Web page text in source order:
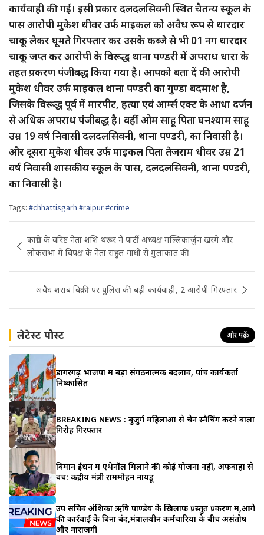
कार्यवाही की गई। इसी प्रकार दलदलसिवनी स्थित चैतन्य स्कूल के
पास आरोपी मुकेश धीवर उर्फ माइकल को अवैध रूप से धारदार
चाकू लेकर घूमते गिरफ्तार कर उसके कब्जे से भी 01 नग धारदार
चाकू जप्त कर आरोपी के विरूद्ध थाना पण्डरी में अपराध धारा के
तहत प्रकरण पंजीबद्ध किया गया है। आपको बता दें की आरोपी
मुकेश धीवर उर्फ माइकल थाना पण्डरी का गुण्डा बदमाश है,
जिसके विरूद्ध पूर्व में मारपीट, हत्या एवं आर्म्स एक्ट के आधा दर्जन
से अधिक अपराध पंजीबद्ध है। वहीं ओम साहू पिता घनश्याम साहू
उम्र 19 वर्ष निवासी दलदलसिवनी, थाना पण्डरी, का निवासी है।
और दूसरा मुकेश धीवर उर्फ माइकल पिता तेजराम धीवर उम्र 21
वर्ष निवासी शासकीय स्कूल के पास, दलदलसिवनी, थाना पण्डरी,
का निवासी है।
Tags: #chhattisgarh #raipur #crime
navigation
कांग्रेस के वरिष्ठ नेता शशि थरूर ने पार्टी अध्यक्ष मल्लिकार्जुन खरगे और
लोकसभा में विपक्ष के नेता राहुल गांधी से मुलाकात की
अवैध शराब बिक्री पर पुलिस की बड़ी कार्यवाही, 2 आरोपी गिरफ्तार
लेटेस्ट पोस्ट और पढ़ें›
डोंगरगढ़ भाजपा में बड़ा संगठनात्मक बदलाव, पांच कार्यकर्ता
निष्कासित
BREAKING NEWS : बुजुर्ग महिलाओं से चेन स्नैचिंग करने वाला
गिरोह गिरफ्तार
विमान ईंधन में एथेनॉल मिलाने की कोई योजना नहीं, अफवाहों से
बचें: केंद्रीय मंत्री राममोहन नायडू
उप सचिव अंशिका ऋषि पाण्डेय के खिलाफ प्रस्तुत प्रकरण में,आगे
की कार्रवाई के बिना बंद,मंत्रालयीन कर्मचारियों के बीच असंतोष
और नाराजगी